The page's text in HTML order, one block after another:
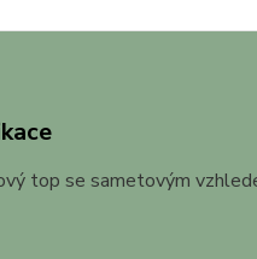
top se sametovým